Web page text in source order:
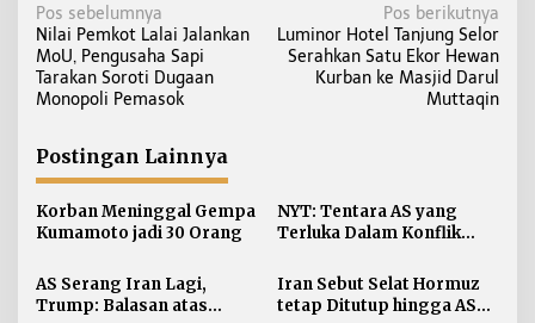
N
a
v
i
a
s
i
p
o
s
Pos sebelumnya
Nilai Pemkot Lalai Jalankan
MoU, Pengusaha Sapi
Tarakan Soroti Dugaan
Monopoli Pemasok
Pos berikutnya
Luminor Hotel Tanjung Selor
Serahkan Satu Ekor Hewan
Kurban ke Masjid Darul
Muttaqin
Postingan Lainnya
Korban Meninggal Gempa
Kumamoto jadi 30 Orang
NYT: Tentara AS yang
Terluka Dalam Konflik
AS Serang Iran Lagi,
Trump: Balasan atas
Iran Sebut Selat Hormuz
tetap Ditutup hingga AS